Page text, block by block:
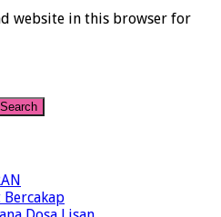
website in this browser for
Bercakap